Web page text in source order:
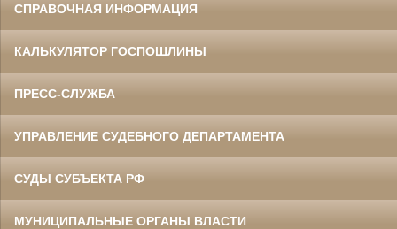
СПРАВОЧНАЯ ИНФОРМАЦИЯ
КАЛЬКУЛЯТОР ГОСПОШЛИНЫ
ПРЕСС-СЛУЖБА
УПРАВЛЕНИЕ СУДЕБНОГО ДЕПАРТАМЕНТА
СУДЫ СУБЪЕКТА РФ
МУНИЦИПАЛЬНЫЕ ОРГАНЫ ВЛАСТИ